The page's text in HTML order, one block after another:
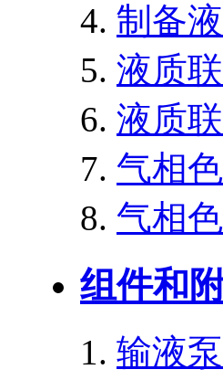
制备
液质
液质
气相
气相
组件和
输液